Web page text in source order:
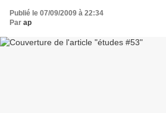
Publié le 07/09/2009 à 22:34
Par ap